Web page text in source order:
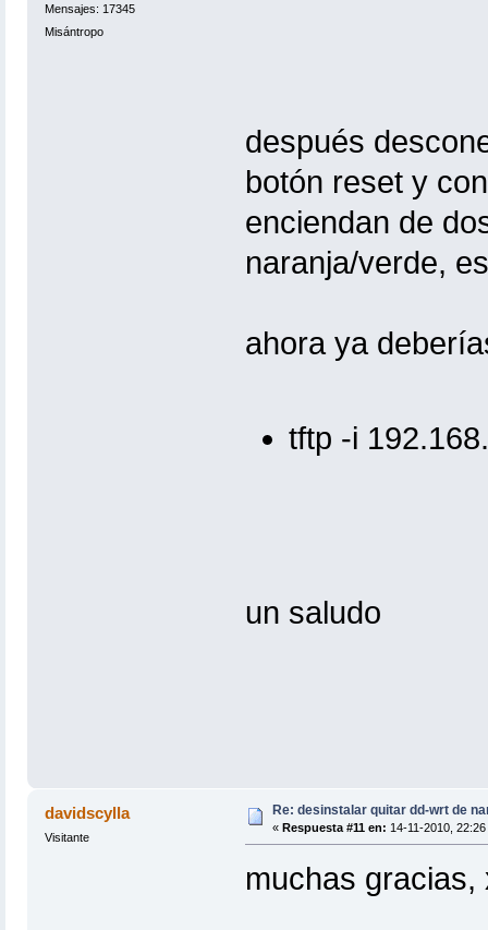
Mensajes: 17345
Misántropo
después
botón reset y
enciendan de
naranja/verde,
ahora ya
tftp -i
un saludo
davidscylla
Visitante
Re: desinstalar quitar dd-wrt de
« Respuesta #11 en: 14-11-2010,
muchas